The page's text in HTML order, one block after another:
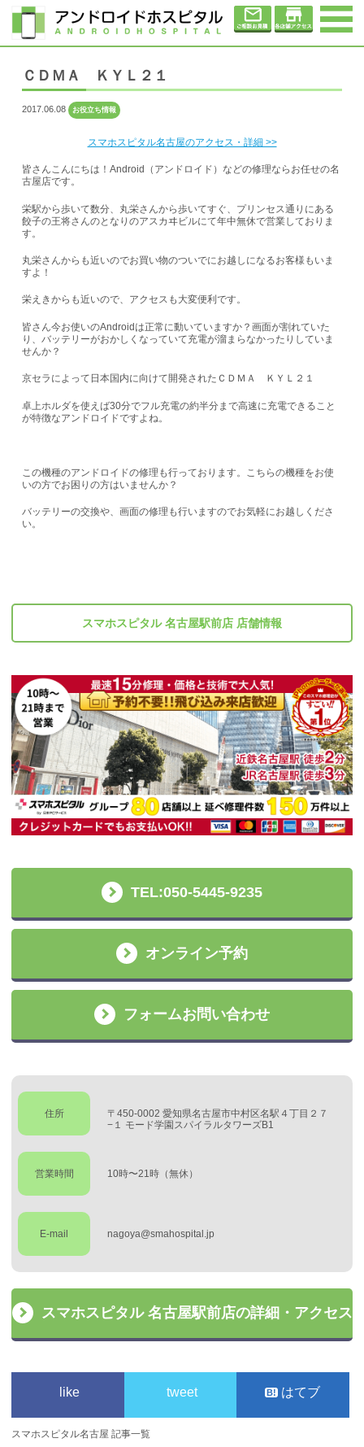
ＣＤＭＡ ＫＹＬ２１
2017.06.08 お役立ち情報
スマホスピタル名古屋のアクセス・詳細 >>
皆さんこんにちは！Android（アンドロイド）などの修理ならお任せの名
古屋店です。
栄駅から歩いて数分、丸栄さんから歩いてすぐ、プリンセス通りにある
餃子の王将さんのとなりのアスカヰビルにて年中無休で営業しておりま
す。
丸栄さんからも近いのでお買い物のついでにお越しになるお客様もいま
すよ！
栄えきからも近いので、アクセスも大変便利です。
皆さん今お使いのAndroidは正常に動いていますか？画面が割れていた
り、バッテリーがおかしくなっていて充電が溜まらなかったりしていま
せんか？
京セラによって日本国内に向けて開発されたＣＤＭＡ ＫＹＬ２１
卓上ホルダを使えば30分でフル充電の約半分まで高速に充電できること
が特徴なアンドロイドですよね。
この機種のアンドロイドの修理も行っております。こちらの機種をお使
いの方でお困りの方はいませんか？
バッテリーの交換や、画面の修理も行いますのでお気軽にお越しくださ
い。
スマホスピタル 名古屋駅前店 店舗情報
TEL:050-5445-9235
オンライン予約
フォームお問い合わせ
住所
〒450-0002 愛知県名古屋市中村区名駅４丁目２７
−１ モード学園スパイラルタワーズB1
営業時間 10時〜21時（無休）
E-mail nagoya@smahospital.jp
スマホスピタル 名古屋駅前店の詳細・アクセス
like tweet はてブ
スマホスピタル名古屋 記事一覧